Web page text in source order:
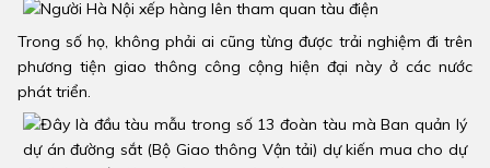
Trong số họ, không phải ai cũng từng được trải nghiệm đi trên
phương tiện giao thông công cộng hiện đại này ở các nước
phát triển.